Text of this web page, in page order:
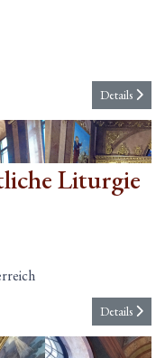
Details
Liturgie
Details